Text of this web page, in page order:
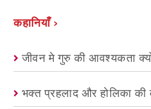
कहानियाँ ›
जीवन मे गुरु की आवश्यकता
भक्त प्रहलाद और होलिका की